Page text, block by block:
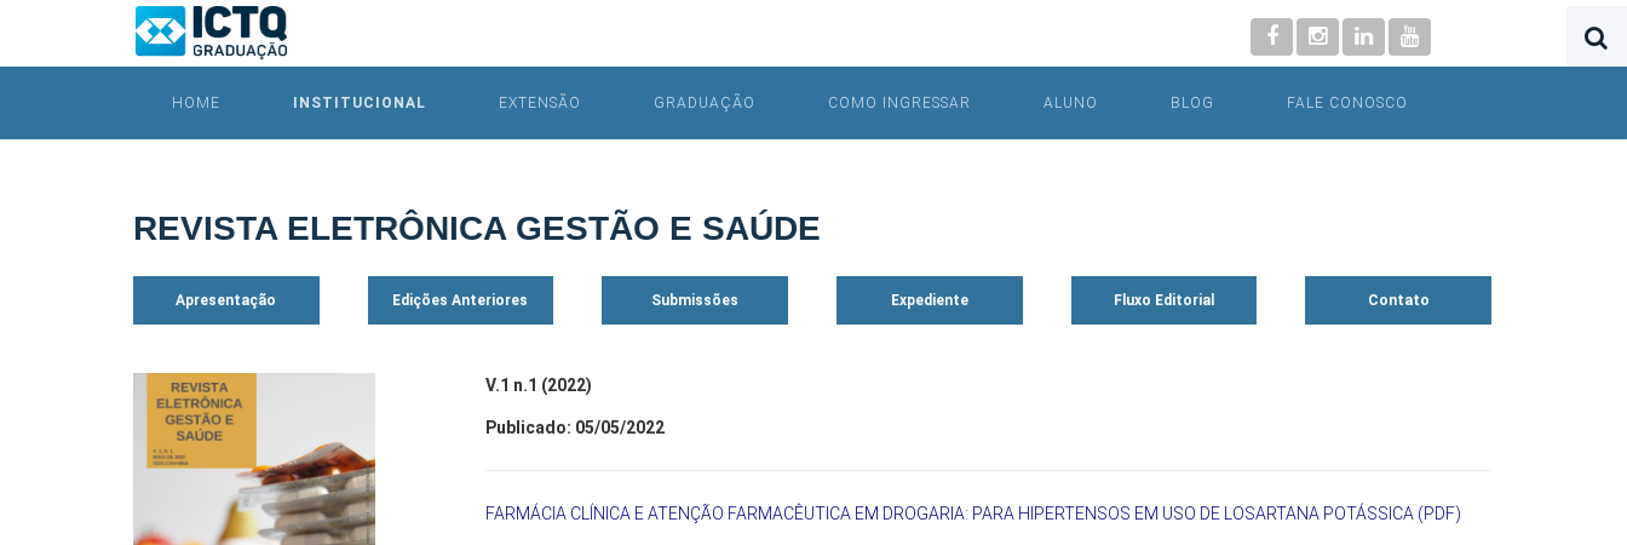
HOME INSTITUCIONAL EXTENSÃO GRADUAÇÃO COMO INGRESSAR ALUNO BLOG FALE CONOSCO
REVISTA ELETRÔNICA GESTÃO E SAÚDE
Apresentação Edições Anteriores Submissões Expediente Fluxo Editorial Contato
V.1 n.1 (2022)
Publicado: 05/05/2022
FARMÁCIA CLÍNICA E ATENÇÃO FARMACÊUTICA EM DROGARIA: PARA HIPERTENSOS EM USO DE LOSARTANA POTÁSSICA (PDF)